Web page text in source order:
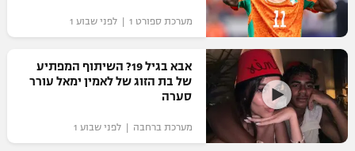
תוצאות
לוח שידורים
ברחבה
הפועל תל אביב
הפועל חיפה
הפועל באר שבע
מכבי נתניה
ליגה הולנדית
ליגה סינית
ליגה ברזילאית
דני אבדיה
שחייה
ג'ודו
אגרוף
ספורט אולימפי
מערכת ספורט 1 | לפני שבוע 1
אבא בגיל 19? השיתוף המפתיע
של בת הזוג של לאמין ימאל עורר
סערה
מערכת ברחבה | לפני שבוע 1